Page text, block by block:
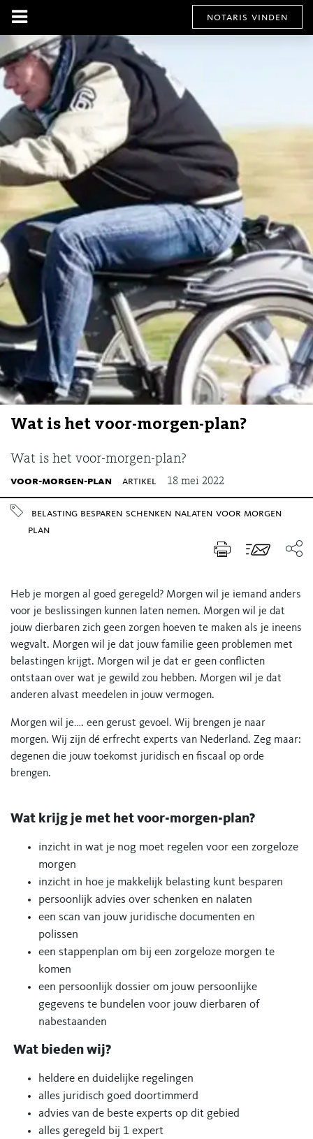
notaris vinden
Wat is het voor-morgen-plan?
Wat is het voor-morgen-plan?
voor-morgen-plan artikel 18 mei 2022
belasting besparen schenken nalaten voor morgen
plan
Heb je morgen al goed geregeld? Morgen wil je iemand anders
voor je beslissingen kunnen laten nemen. Morgen wil je dat
jouw dierbaren zich geen zorgen hoeven te maken als je ineens
wegvalt. Morgen wil je dat jouw familie geen problemen met
belastingen krijgt. Morgen wil je dat er geen conflicten
ontstaan over wat je gewild zou hebben. Morgen wil je dat
anderen alvast meedelen in jouw vermogen.
Morgen wil je…. een gerust gevoel. Wij brengen je naar
morgen. Wij zijn dé erfrecht experts van Nederland. Zeg maar:
degenen die jouw toekomst juridisch en fiscaal op orde
brengen.
​Wat krijg je met het voor-morgen-plan?
inzicht in wat je nog moet regelen voor een zorgeloze
morgen
inzicht in hoe je makkelijk belasting kunt besparen
persoonlijk advies over schenken en nalaten
een scan van jouw juridische documenten en
polissen
een stappenplan om bij een zorgeloze morgen te
komen
een persoonlijk dossier om jouw persoonlijke
gegevens te bundelen voor jouw dierbaren of
nabestaanden
​​​ Wat bieden wij​?
heldere en duidelijke regelingen
alles juridisch goed doortimmerd
advies van de beste experts op dit gebied
alles geregeld bij 1 expert